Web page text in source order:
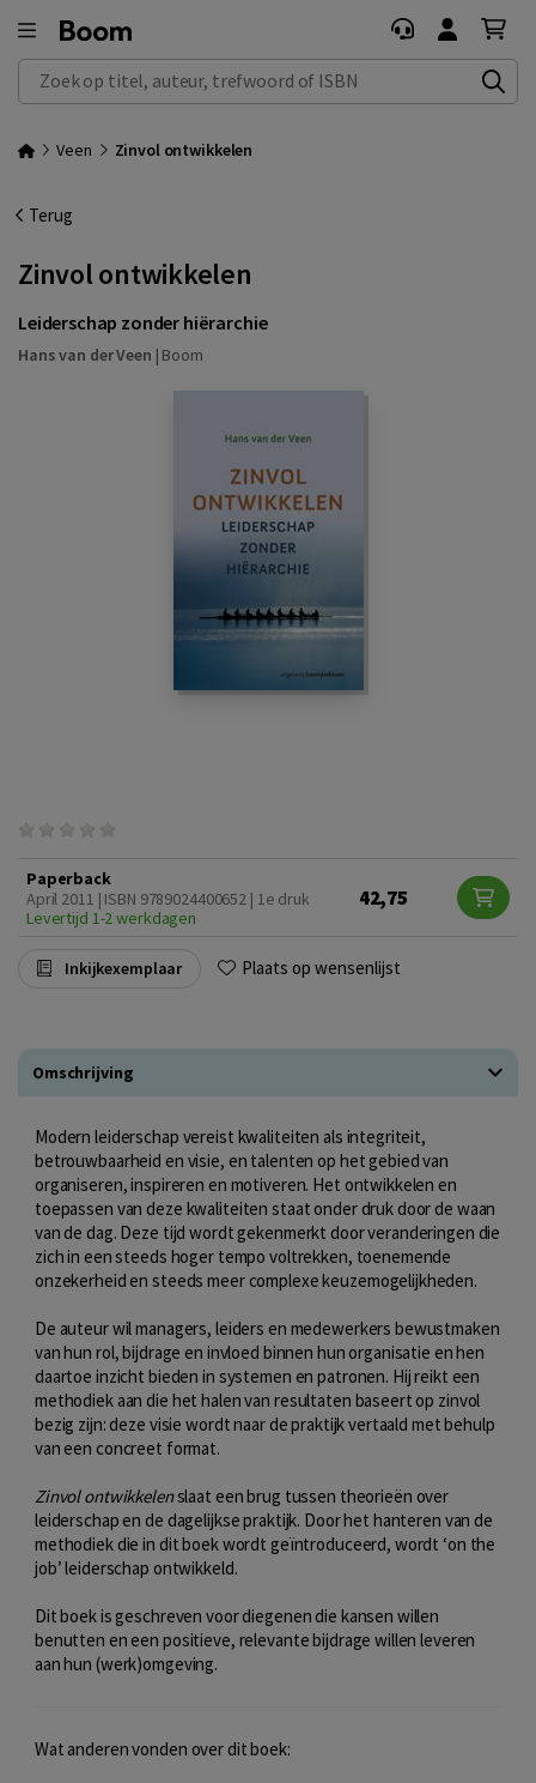
Zoek op titel, auteur, trefwoord of ISBN
Veen Zinvol ontwikkelen
Terug
Zinvol ontwikkelen
Leiderschap zonder hiërarchie
Hans van der Veen | Boom
Paperback
April 2011 | ISBN 9789024400652 | 1e druk
Levertijd 1-2 werkdagen
42,75
Inkijkexemplaar Plaats op wensenlijst
Omschrijving
Modern leiderschap vereist kwaliteiten als integriteit,
betrouwbaarheid en visie, en talenten op het gebied van
organiseren, inspireren en motiveren. Het ontwikkelen en
toepassen van deze kwaliteiten staat onder druk door de waan
van de dag. Deze tijd wordt gekenmerkt door veranderingen die
zich in een steeds hoger tempo voltrekken, toenemende
onzekerheid en steeds meer complexe keuzemogelijkheden.
De auteur wil managers, leiders en medewerkers bewustmaken
van hun rol, bijdrage en invloed binnen hun organisatie en hen
daartoe inzicht bieden in systemen en patronen. Hij reikt een
methodiek aan die het halen van resultaten baseert op zinvol
bezig zijn: deze visie wordt naar de praktijk vertaald met behulp
van een concreet format.
Zinvol ontwikkelenslaat een brug tussen theorieën over
leiderschap en de dagelijkse praktijk. Door het hanteren van de
methodiek die in dit boek wordt geïntroduceerd, wordt ‘on the
job’ leiderschap ontwikkeld.
Dit boek is geschreven voor diegenen die kansen willen
benutten en een positieve, relevante bijdrage willen leveren
aan hun (werk)omgeving.
Wat anderen vonden over dit boek: